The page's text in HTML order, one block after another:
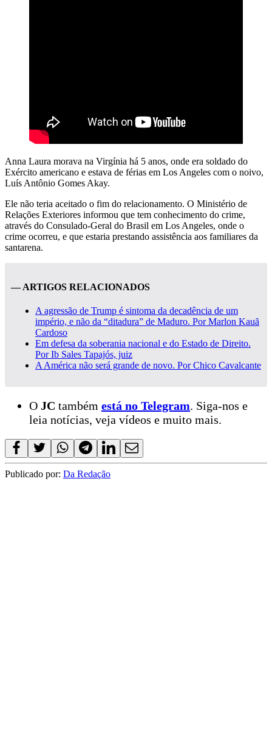
Anna Laura morava na Virgínia há 5 anos, onde era soldado do
Exército americano e estava de férias em Los Angeles com o noivo,
Luís Antônio Gomes Akay.
Ele não teria aceitado o fim do relacionamento. O Ministério de
Relações Exteriores informou que tem conhecimento do crime,
através do Consulado-Geral do Brasil em Los Angeles, onde o
crime ocorreu, e que estaria prestando assistência aos familiares da
santarena.
— ARTIGOS RELACIONADOS
A agressão de Trump é sintoma da decadência de um
império, e não da “ditadura” de Maduro. Por Marlon Kauã
Cardoso
Em defesa da soberania nacional e do Estado de Direito.
Por Ib Sales Tapajós, juiz
A América não será grande de novo. Por Chico Cavalcante
O JC também está no Telegram. Siga-nos e
leia notícias, veja vídeos e muito mais.
Publicado por: Da Redação